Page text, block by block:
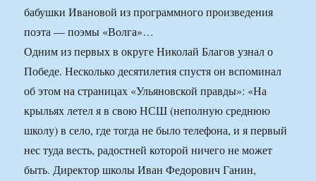
бабушки Ивановой из программного произведения
поэта — поэмы «Волга»…
Одним из первых в округе Николай Благов узнал о
Победе. Несколько десятилетия спустя он вспоминал
об этом на страницах «Ульяновской правды»: «На
крыльях летел я в свою НСШ (неполную среднюю
школу) в село, где тогда не было телефона, и я первый
нес туда весть, радостней которой ничего не может
быть. Директор школы Иван Федорович Ганин,